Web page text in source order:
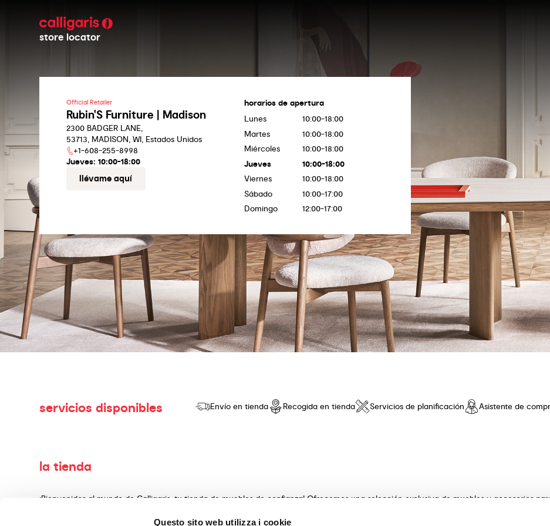
Questo sito web utilizza i cookie
store locator
Official Retailer
Rubin'S Furniture | Madison
2300 BADGER LANE,
53713, MADISON, WI, Estados Unidos
+1-608-255-8998
Jueves: 10:00-18:00
llévame aquí
horarios de apertura
Lunes
10:00-18:00
Martes
10:00-18:00
Miércoles
10:00-18:00
Jueves
10:00-18:00
Viernes
10:00-18:00
Sábado
10:00-17:00
Domingo
12:00-17:00
servicios disponibles Envío en tienda Recogida en tienda Servicios de planificación Asistente de
la tienda
¡Bienvenidos al mundo de Calligaris, tu tienda de muebles de confianza! Ofrecemos una selección exclusiva de muebles y accesorios
producir y vender productos de alta calidad, con un diseño innovador y una comodidad sin iguales. Descubre nuestras colecciones de